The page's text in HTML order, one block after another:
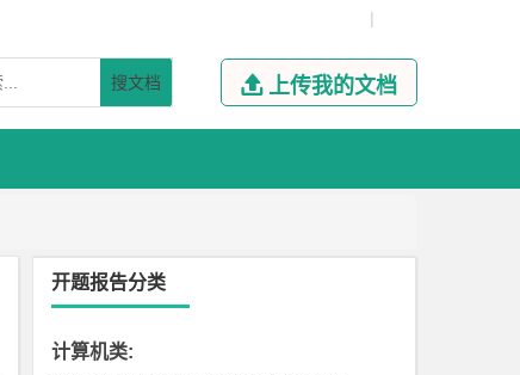
|
搜文档  上传我的文档
开题报告分类
计算机类: